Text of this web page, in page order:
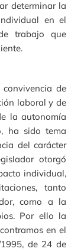
determinar la
en el
trabajo que
de
laboral y de
la autonomía
ha sido tema
del carácter
otorgó
individual,
tanto
como a la
Por ello la
en el
de 24 de